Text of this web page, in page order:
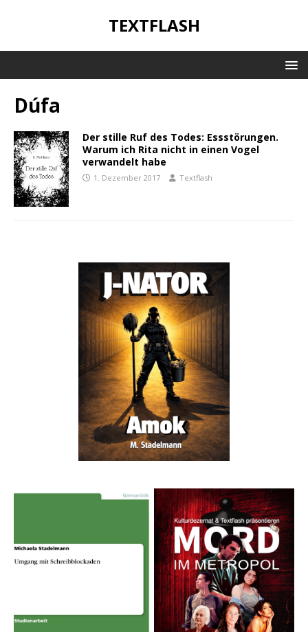
TEXTFLASH
Dúfa
Der stille Ruf des Todes: Essstörungen.
Warum ich Rita nicht in einen Vogel
verwandelt habe
1. Dezember 2017 Textflash